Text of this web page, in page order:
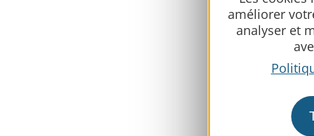
améliorer
analyser et